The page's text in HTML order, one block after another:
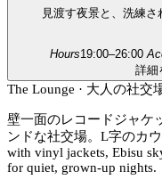
見渡す夜景と、洗練さ
Hours19:00–26:00
詳細
The Lounge · 大人の社交
壁一面のレコードジャケ
ンドな社交場。L字のカ
with vinyl jackets, Ebisu
for quiet, grown-up nights.